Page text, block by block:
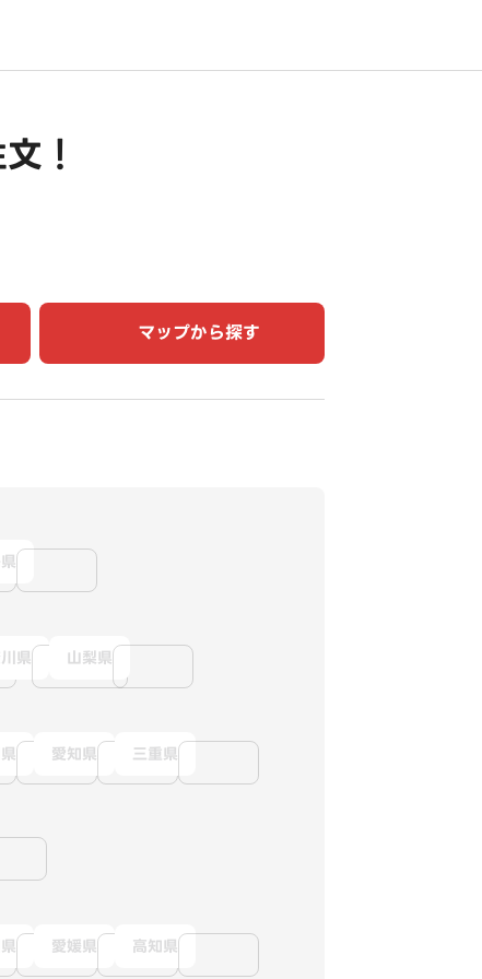
！
マップから探す
県 山梨県
愛知県 三重県
愛媛県 高知県